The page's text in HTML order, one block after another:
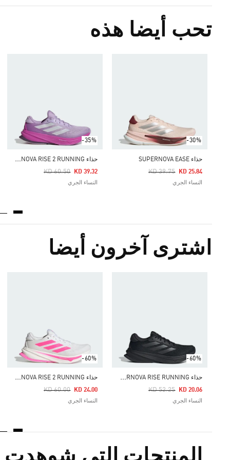
تحب أيضا هذه
-30%
حذاء SUPERNOVA EASE
Price Reduced From
KD 39.75
To KD 25.84
النساء الجري
-35%
ح
ذاء SUPERNOVA RISE 2 RUNNING
Price Reduced From
KD 60.50 KD 39.32
النساء الجري
اشترى آخرون أيضا
-60%
ح
ذاء SUPERNOVA RISE RUNNING
Price Reduced From
KD 52.25
To KD 20.06
النساء الجري
-60%
ح
ذاء SUPERNOVA RISE 2 RUNNING
Price Reduced From
KD 60.00
To KD 24.00
النساء الجري